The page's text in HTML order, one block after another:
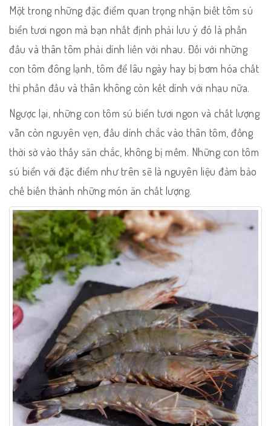
Một trong những đặc điểm quan trọng nhận biết tôm sú
biển tươi ngon mà bạn nhất định phải lưu ý đó là phần
đầu và thân tôm phải dính liền với nhau. Đối với những
con tôm đông lạnh, tôm để lâu ngày hay bị bơm hóa chất
thì phần đầu và thân không còn kết dính với nhau nữa.
Ngược lại, những con tôm sú biển tươi ngon và chất lượng
vẫn còn nguyên vẹn, đầu dính chắc vào thân tôm, đồng
thời sờ vào thấy săn chắc, không bị mềm. Những con tôm
sú biển với đặc điểm như trên sẽ là nguyên liệu đảm bảo
chế biến thành những món ăn chất lượng.